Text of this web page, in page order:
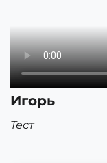
Игорь
Тест